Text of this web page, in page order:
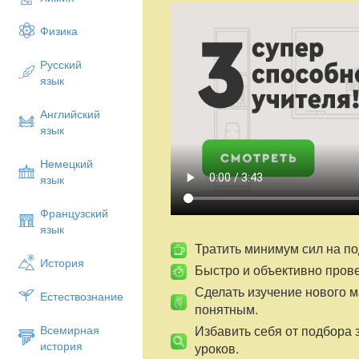
Физика
Русский
язык
Английский
язык
Немецкий
язык
Французский
язык
История
Естествознание
Всемирная
история
Тратить минимум сил на
Быстро и объективно
Сделать изучение нового
понятным.
Избавить себя от подбора
уроков.